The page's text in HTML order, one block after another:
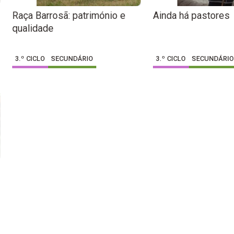
Raça Barrosã: património e
qualidade
3.º CICLO SECUNDÁRIO
Ainda há pastores
3.º CICLO SECUNDÁRIO